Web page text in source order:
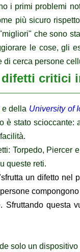
i primi problemi
più sicuro
che sono
le cose, gli
cerca persone
critici
e della University of
è stato
Torpedo, Piercer
queste reti.
un difetto nel
persone
Sfruttando questa
solo un